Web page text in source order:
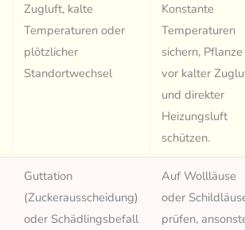
Zugluft, kalte
Temperaturen oder
plötzlicher
Standortwechsel
Konstante
Temperaturen
sichern, Pflanze
vor kalter
und direkter
Heizungsluft
schützen.
Guttation
(Zuckerausscheidung)
oder Schädlingsbefall
Auf Wollläuse
oder
prüfen,